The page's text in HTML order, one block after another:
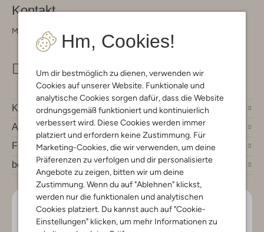
Hm, Cookies!
Um dir bestmöglich zu dienen, verwenden wir
Cookies auf unserer Website. Funktionale und
analytische Cookies sorgen dafür, dass die Website
ordnungsgemäß funktioniert und kontinuierlich
verbessert wird. Diese Cookies werden immer
platziert und erfordern keine Zustimmung. Für
Marketing-Cookies, die wir verwenden, um deine
Präferenzen zu verfolgen und dir personalisierte
Angebote zu zeigen, bitten wir um deine
Zustimmung. Wenn du auf "Ablehnen" klickst,
werden nur die funktionalen und analytischen
Cookies platziert. Du kannst auch auf "Cookie-
Einstellungen" klicken, um mehr Informationen zu
Kontakt
Montag - Freitag 09:00 - 17:00 uur
info@omoda.de
Kundenservice
Account
Fashion News
bei Omoda
Lass uns in Kontakt bleiben